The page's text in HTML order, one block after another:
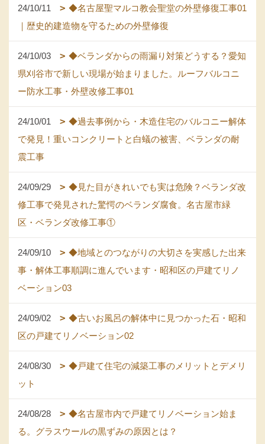
24/10/11
◆名古屋聖マルコ教会聖堂の外壁修復工事01
｜歴史的建造物を守るための外壁修復
24/10/03
◆ベランダからの雨漏り対策どうする？愛知
県刈谷市で新しい現場が始まりました。ルーフバルコニ
ー防水工事・外壁改修工事01
24/10/01
◆過去事例から・木造住宅のバルコニー解体
で発見！重いコンクリートと白蟻の被害、ベランダの耐
震工事
24/09/29
◆見た目がきれいでも実は危険？ベランダ改
修工事で発見された驚愕のベランダ腐食。名古屋市緑
区・ベランダ改修工事①
24/09/10
◆地域とのつながりの大切さを実感した出来
事・解体工事順調に進んでいます・昭和区の戸建てリノ
ベーション03
24/09/02
◆古いお風呂の解体中に見つかった石・昭和
区の戸建てリノベーション02
24/08/30
◆戸建て住宅の減築工事のメリットとデメリ
ット
24/08/28
◆名古屋市内で戸建てリノベーション始ま
る。グラスウールの黒ずみの原因とは？